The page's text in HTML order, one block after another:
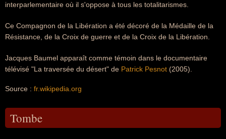
interparlementaire où il s'oppose à tous les totalitarismes.
Ce Compagnon de la Libération a été décoré de la Médaille de la
Résistance, de la Croix de guerre et de la Croix de la Libération.
Jacques Baumel apparaît comme témoin dans le documentaire
télévisé "La traversée du désert" de Patrick Pesnot (2005).
Source : fr.wikipedia.org
Tombe